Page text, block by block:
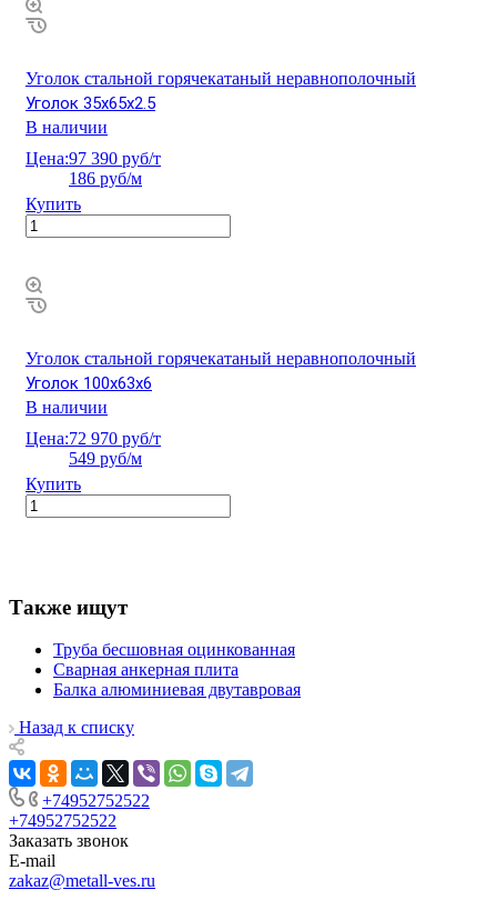
Уголок стальной горячекатаный неравнополочный
Уголок 35х65х2.5
В наличии
Цена:97 390 руб/т
186 руб/м
Купить
Уголок стальной горячекатаный неравнополочный
Уголок 100х63х6
В наличии
Цена:72 970 руб/т
549 руб/м
Купить
Также ищут
Труба бесшовная оцинкованная
Сварная анкерная плита
Балка алюминиевая двутавровая
Назад к списку
+74952752522
+74952752522
Заказать звонок
E-mail
zakaz@metall-ves.ru